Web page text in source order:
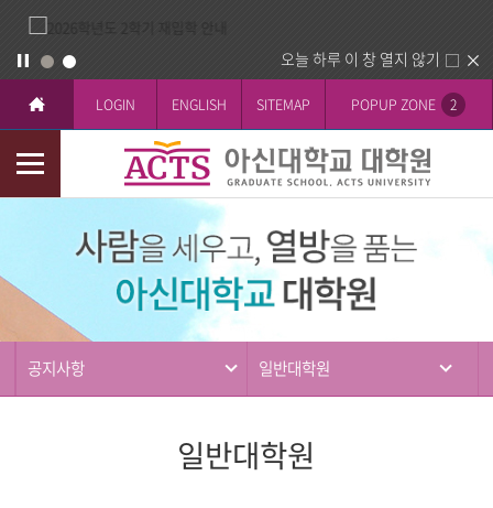
오늘 하루 이 창 열지 않기
LOGIN ENGLISH SITEMAP POPUP ZONE 2
모
바
티
공지사항 일반대학원
일반대학원